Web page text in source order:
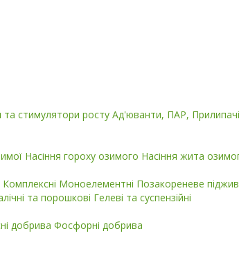
та стимулятори росту Ад'юванти, ПАР,
Насіння гороху озимого Насіння жита
Комплексні Моноелементні Позакореневе
та порошкові Гелеві та суспензійні
добрива Фосфорні добрива